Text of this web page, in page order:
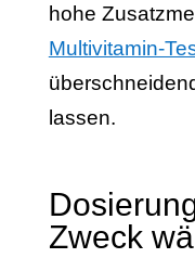
hohe
Multivitamin-
lassen.
Zweck